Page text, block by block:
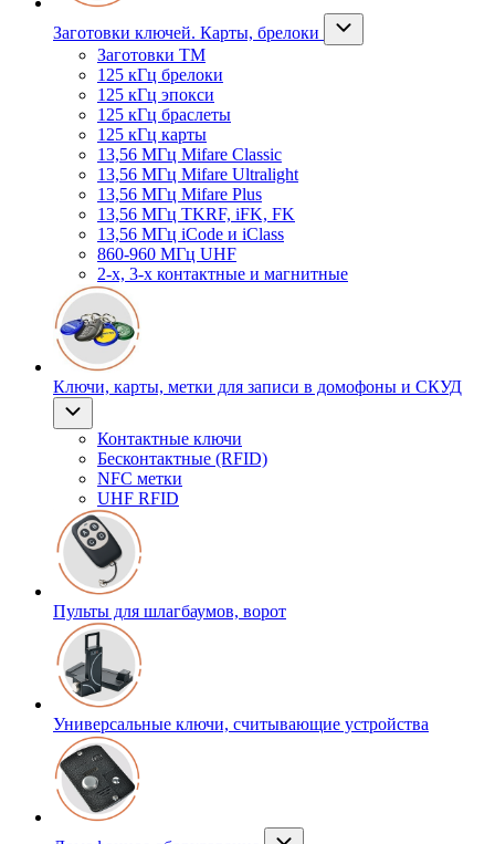
Заготовки ключей. Карты, брелоки
Заготовки ТМ
125 кГц брелоки
125 кГц эпокси
125 кГц браслеты
125 кГц карты
13,56 МГц Mifare Classic
13,56 МГц Mifare Ultralight
13,56 МГц Mifare Plus
13,56 МГц TKRF, iFK, FK
13,56 МГц iCode и iClass
860-960 МГц UHF
2-х, 3-х контактные и магнитные
Ключи, карты, метки для записи в домофоны и СКУД
Контактные ключи
Бесконтактные (RFID)
NFC метки
UHF RFID
Пульты для шлагбаумов, ворот
Универсальные ключи, считывающие устройства